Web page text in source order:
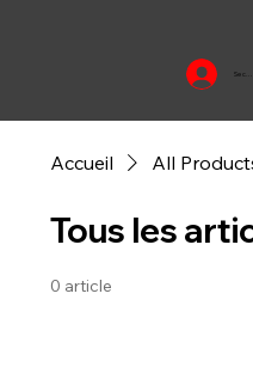
Se
Accueil All
Tous les
0 article